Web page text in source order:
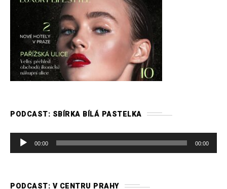
PODCAST: SBÍRKA BÍLÁ PASTELKA
u
00:00 00:00
PODCAST: V CENTRU PRAHY